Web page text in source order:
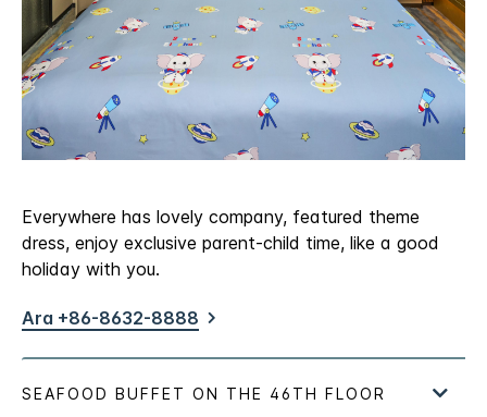
Everywhere has lovely company, featured theme
dress, enjoy exclusive parent-child time, like a good
holiday with you.
Ara +86-8632-8888